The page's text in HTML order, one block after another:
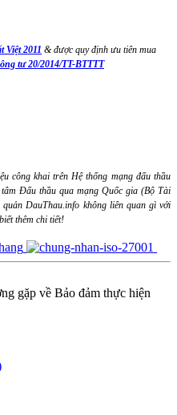
Việt 2011 & được quy định ưu tiên mua
tư 20/2014/TT-BTTTT
công khai trên Hệ thống mạng đấu thầu
Đấu thầu qua mạng Quốc gia (Bộ Tài
DauThau.info không liên quan gì với
thêm chi tiết!